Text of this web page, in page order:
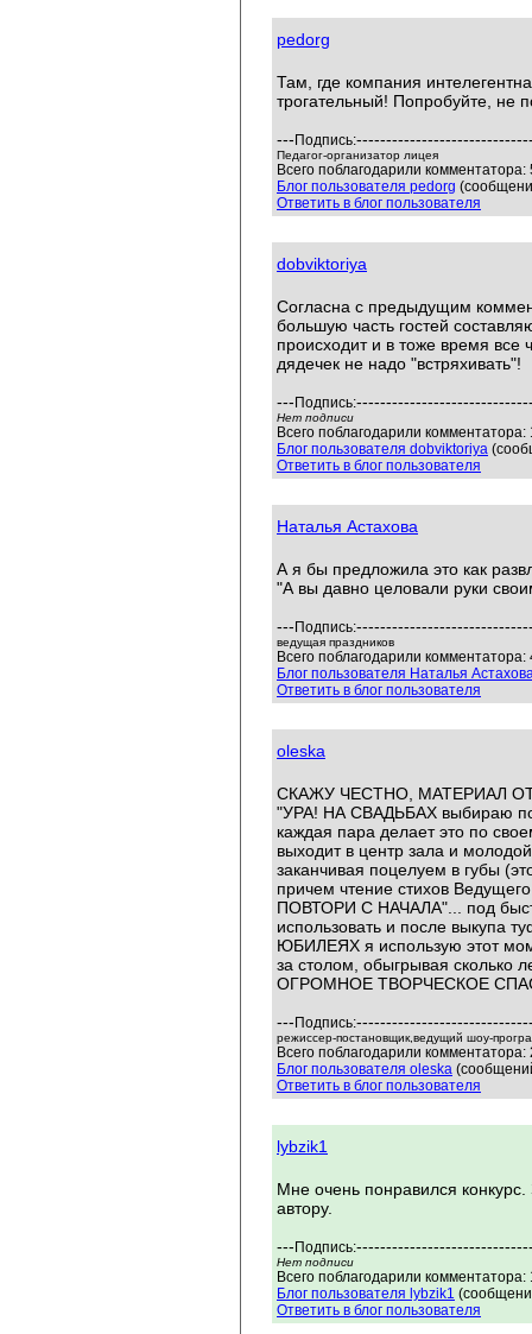
pedorg
Там, где компания
трогательный! Попробуйте, не
--- Подпись:
Педагог-организатор лицея
Всего поблагодарили
Блог пользователя pedorg
Ответить в блог пользователя
dobviktoriya
Согласна с предыдущим
большую часть гостей
происходит и в тоже время все
дядечек не надо "встряхивать"!
--- Подпись:
Нет подписи
Всего поблагодарили
Блог пользователя dobviktoriya
Ответить в блог пользователя
Наталья Астахова
А я бы предложила это как
"А вы давно целовали руки
--- Подпись:
ведущая праздников
Всего поблагодарили
Блог пользователя Наталья
Ответить в блог пользователя
oleska
СКАЖУ ЧЕСТНО, МАТЕРИАЛ
"УРА! НА СВАДЬБАХ выбираю
каждая пара делает это по
выходит в центр зала и
заканчивая поцелуем в губы
причем чтение стихов
ПОВТОРИ С НАЧАЛА"... под
использовать и после выкупа
ЮБИЛЕЯХ я использую этот
за столом, обыгрывая сколько
ОГРОМНОЕ ТВОРЧЕСКОЕ
--- Подпись:
режиссер-постановщик,ведущий шоу-
Всего поблагодарили
Блог пользователя oleska
Ответить в блог пользователя
lybzik1
Мне очень понравился
автору.
--- Подпись:
Нет подписи
Всего поблагодарили
Блог пользователя lybzik1
Ответить в блог пользователя